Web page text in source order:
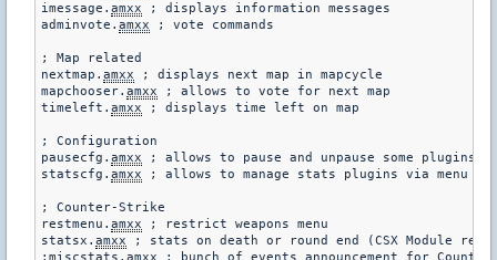
imessage. amxx ; displays information messages
adminvote. amxx ; vote commands
; Map related
nextmap. amxx ; displays next map in mapcycle
mapchooser. amxx ; allows to vote for next map
timeleft. amxx ; displays time left on map
; Configuration
pausecfg. amxx ; allows to pause and unpause some plugins
statscfg. amxx ; allows to manage stats plugins via menu and
; Counter-Strike
restmenu. amxx ; restrict weapons menu
statsx. amxx ; stats on death or round end (CSX Module